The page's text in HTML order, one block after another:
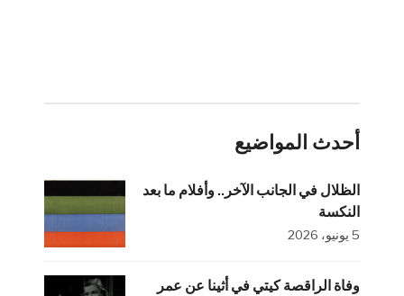
أحدث المواضيع
الظلال في الجانب الآخر.. وأفلام ما بعد
النكسة
5 يونيو، 2026
وفاة الراقصة كيتي في أثينا عن عمر